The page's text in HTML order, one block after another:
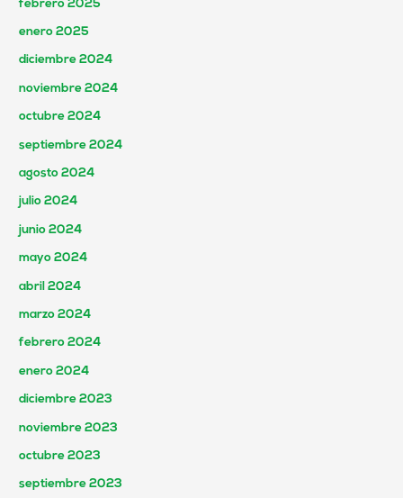
febrero 2025
enero 2025
diciembre 2024
noviembre 2024
octubre 2024
septiembre 2024
agosto 2024
julio 2024
junio 2024
mayo 2024
abril 2024
marzo 2024
febrero 2024
enero 2024
diciembre 2023
noviembre 2023
octubre 2023
septiembre 2023